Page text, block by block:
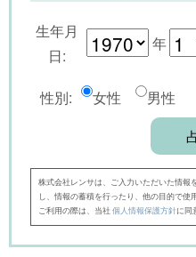
生年月
日:
年
性別: 女性 男性
株式会社レンサは、ご入力いただいた情報
し、情報の蓄積を行ったり、他の目的で使
ご利用の際は、当社 個人情報保護方針に同